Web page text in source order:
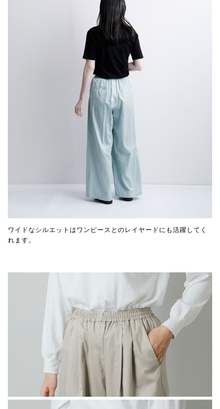
ワイドなシルエットはワンピースとのレイヤードにも活躍してく
れます。